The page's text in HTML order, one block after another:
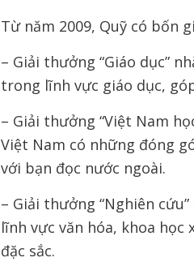
Từ năm 2009, Quỹ có bốn
– Giải thưởng “Giáo dục”
trong lĩnh vực giáo dục,
– Giải thưởng “Việt Nam
Việt Nam có những đóng
với bạn đọc nước ngoài.
– Giải thưởng “Nghiên
lĩnh vực văn hóa, khoa học
đặc sắc.